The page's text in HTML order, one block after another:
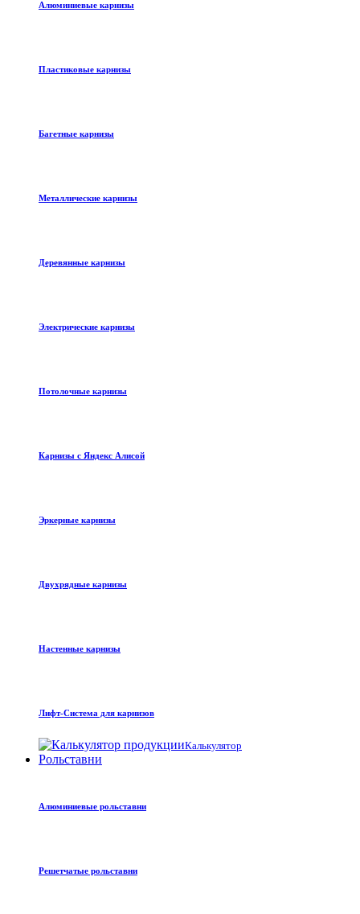
Алюминиевые карнизы
Пластиковые карнизы
Багетные карнизы
Металлические карнизы
Деревянные карнизы
Электрические карнизы
Потолочные карнизы
Карнизы с Яндекс Алисой
Эркерные карнизы
Двухрядные карнизы
Настенные карнизы
Лифт-Система для карнизов
Калькулятор
Рольставни
Алюминиевые рольставни
Решетчатые рольставни